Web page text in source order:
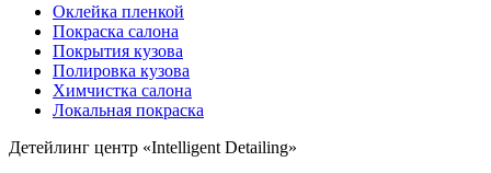
Оклейка пленкой
Покраска салона
Покрытия кузова
Полировка кузова
Химчистка салона
Локальная покраска
Детейлинг центр «Intelligent Detailing»